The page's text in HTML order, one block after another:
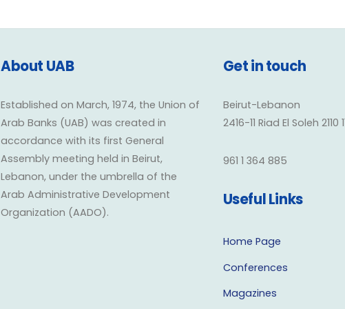
About UAB
Established on March, 1974, the Union of
Arab Banks (UAB) was created in
accordance with its first General
Assembly meeting held in Beirut,
Lebanon, under the umbrella of the
Arab Administrative Development
Organization (AADO).
Get in touch
Beirut-Lebanon
2416-11 Riad El Soleh 2110
961 1 364 885
Useful Links
Home Page
Conferences
Magazines